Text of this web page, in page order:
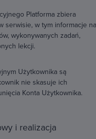
Platforma zbiera
serwisie, w tym informacje na
wykonywanych zadań,
lekcji.
Użytkownika są
nie skasuje ich
Konta Użytkownika.
i realizacja